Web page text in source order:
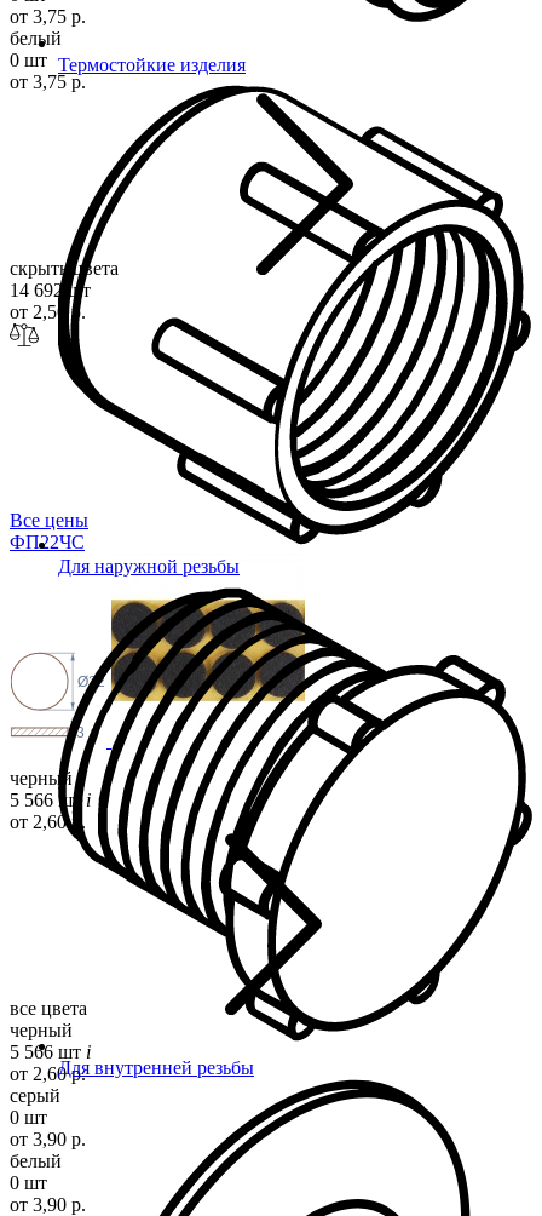
Термостойкие изделия
Для наружной резьбы
Для внутренней резьбы
от 3,75 р.
белый
0 шт
от 3,75 р.
скрыть цвета
14 692 шт
от 2,50 р.
Все цены
ФП22ЧС
3
Ø22
черный
5 566 штi
от 2,60 р.
все цвета
черный
5 566 шт i
от 2,60 р.
серый
0 шт
от 3,90 р.
белый
0 шт
от 3,90 р.